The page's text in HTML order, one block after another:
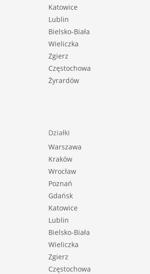
|
offer/BS2-MS-304346
AGENTA |
Pierwotny |
|
prowizja zawiera: koszt
z rynku wtórnego.
| Gwarancja zwrotu zadatku.
na sadurscy.pl/zwrot-zadatku/
Katowice
Lublin
Bielsko-Biała
Wieliczka
Zgierz
Częstochowa
Żyrardów
Działki
Warszawa
Kraków
Wrocław
Poznań
Gdańsk
Katowice
Lublin
Bielsko-Biała
Wieliczka
Zgierz
Częstochowa